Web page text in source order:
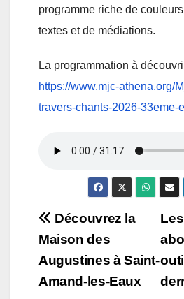
programme riche de
textes et de médiations.
La programmation à
https://www.mjc-athena.org/
travers-chants-2026-33eme-
Navigation
de
l’article
Découvrez la
Maison des
Augustines à Saint-
Amand-les-Eaux